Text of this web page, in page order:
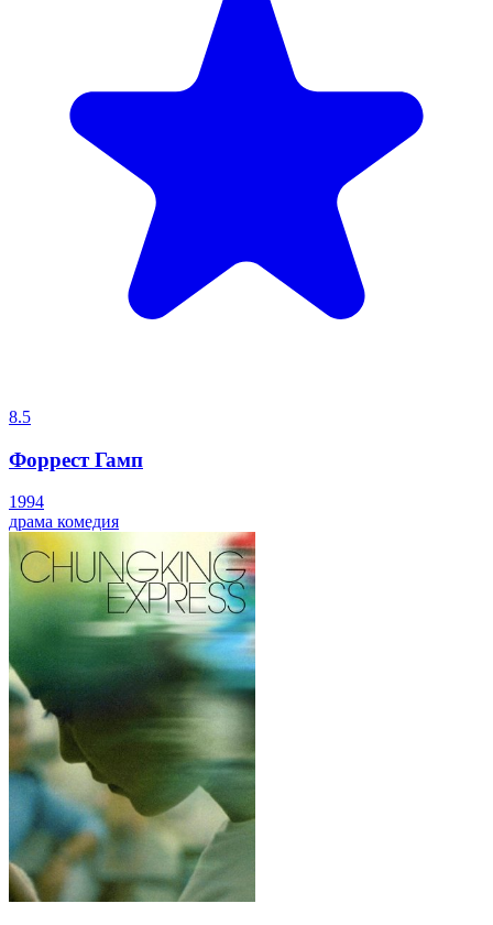
8.5
Форрест Гамп
1994
драма комедия